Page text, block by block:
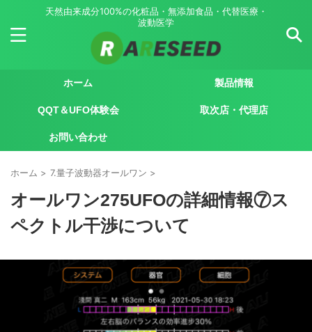
天然由来成分100%の化粧品・無添加食品・代替医療・
波動医学
ホーム 製品情報
QQT＆UFO体験会 取次店・代理店
お問い合わせ
ホーム > 7.量子波動器オールワン >
オールワン275UFOの詳細情報⑦ス
ペクトル干渉について